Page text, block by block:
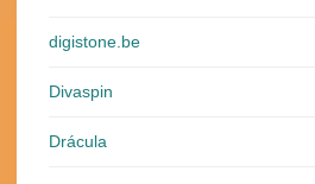
digistone.be
Divaspin
Drácula